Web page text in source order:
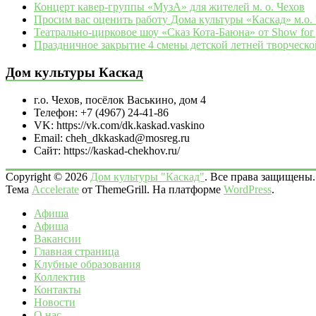
Концерт кавер-группы «МузА» для жителей м. о. Чехов
Просим вас оценить работу Дома культуры «Каскад» м.о.
Театрально‑цирковое шоу «Сказ Кота‑Баюна» от Show
Праздничное закрытие 4 смены детской летней
Дом культуры Каскад
г.о. Чехов, посёлок Васькино, дом 4
Телефон: +7 (4967) 24-41-86
VK: https://vk.com/dk.kaskad.vaskino
Email: cheh_dkkaskad@mosreg.ru
Сайт: https://kaskad-chekhov.ru/
Copyright © 2026 Дом культуры "Каскад". Все права защищены.
Тема Accelerate от ThemeGrill. На платформе WordPress.
Афиша
Афиша
Вакансии
Главная страница
Клубные образования
Коллектив
Контакты
Новости